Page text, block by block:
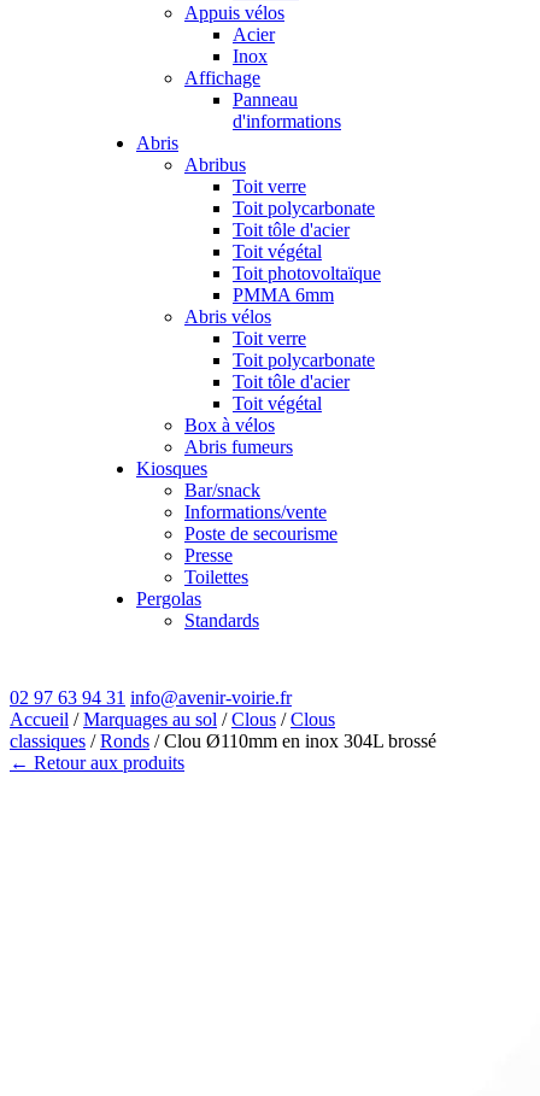
Appuis vélos
Acier
Inox
Affichage
Panneau
d'informations
Abris
Abribus
Toit verre
Toit polycarbonate
Toit tôle d'acier
Toit végétal
Toit photovoltaïque
PMMA 6mm
Abris vélos
Toit verre
Toit polycarbonate
Toit tôle d'acier
Toit végétal
Box à vélos
Abris fumeurs
Kiosques
Bar/snack
Informations/vente
Poste de secourisme
Presse
Toilettes
Pergolas
Standards
02 97 63 94 31 info@avenir-voirie.fr
Accueil /Marquages au sol /Clous /Clous
classiques /Ronds / Clou Ø110mm en inox 304L brossé
← Retour aux produits